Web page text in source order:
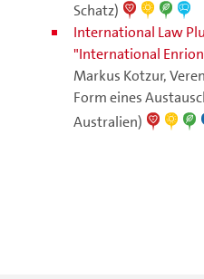
Schatz)
International Law
"International
Markus Kotzur,
Form eines
Australien)